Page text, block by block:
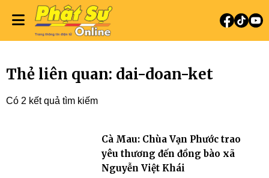
Thẻ liên quan: dai-doan-ket
Có 2 kết quả tìm kiếm
Cà Mau: Chùa Vạn Phước trao
yêu thương đến đồng bào xã
Nguyễn Việt Khái